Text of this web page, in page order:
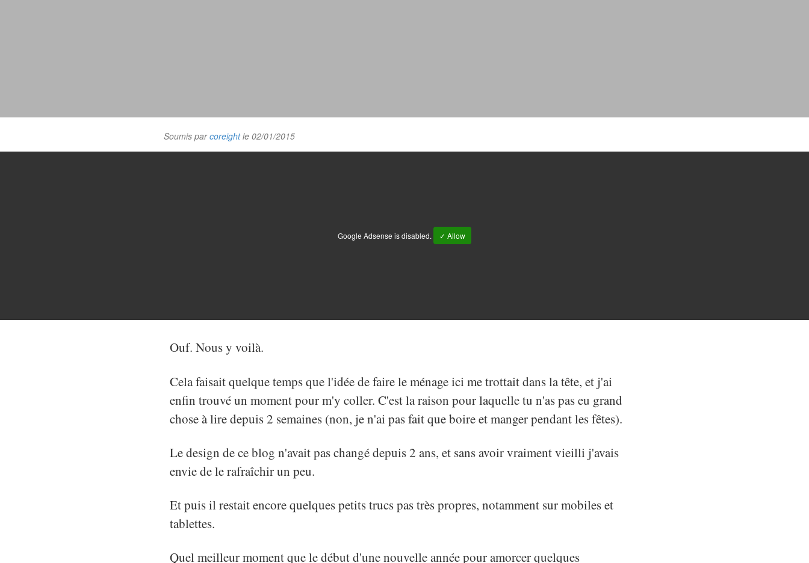
Soumis parcoreightle 02/01/2015
Google Adsense is disabled. ✓ Allow
Ouf. Nous y voilà.
Cela faisait quelque temps que l'idée de faire le ménage ici me trottait dans la tête, et j'ai
enfin trouvé un moment pour m'y coller. C'est la raison pour laquelle tu n'as pas eu grand
chose à lire depuis 2 semaines (non, je n'ai pas fait que boire et manger pendant les fêtes).
Le design de ce blog n'avait pas changé depuis 2 ans, et sans avoir vraiment vieilli j'avais
envie de le rafraîchir un peu.
Et puis il restait encore quelques petits trucs pas très propres, notamment sur mobiles et
tablettes.
Quel meilleur moment que le début d'une nouvelle année pour amorcer quelques